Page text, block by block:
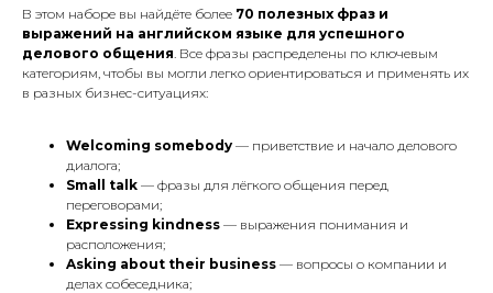
В этом наборе вы найдёте более 70 полезных фраз и
выражений на английском языке для успешного
делового общения . Все фразы распределены по ключевым
категориям, чтобы вы могли легко ориентироваться и применять их
в разных бизнес-ситуациях:
Welcoming somebody — приветствие и начало делового
диалога;
Small talk — фразы для лёгкого общения перед
переговорами;
Expressing kindness — выражения понимания и
расположения;
Asking about their business — вопросы о компании и
делах собеседника;